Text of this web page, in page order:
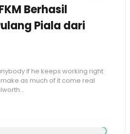
Berhasil
Piala dari
if he keeps working right
as much of it come real